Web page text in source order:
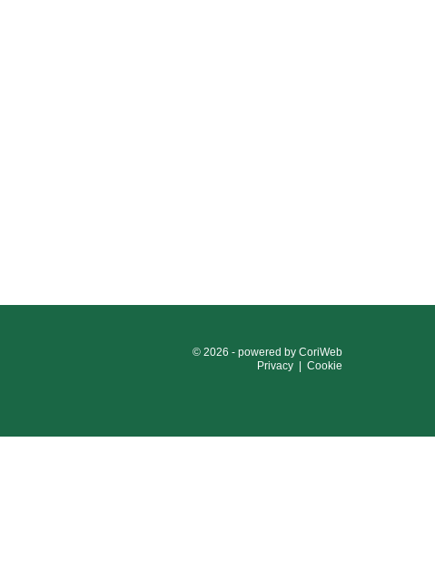
© 2026 - powered by CoriWeb
Privacy
Cookie